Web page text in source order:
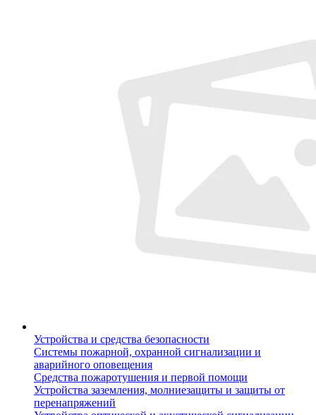
Устройства и средства безопасности
Системы пожарной, охранной сигнализации и
аварийного оповещения
Средства пожаротушения и первой помощи
Устройства заземления, молниезащиты и защиты от
перенапряжений